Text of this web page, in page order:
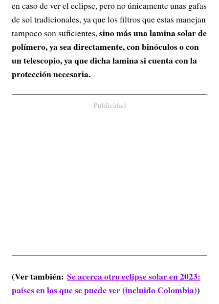
en caso de ver el eclipse, pero no únicamente unas gafas
de sol tradicionales, ya que los filtros que estas manejan
tampoco son suficientes,sino más una lamina solar de
polímero, ya sea directamente, con binóculos o con
un telescopio, ya que dicha lamina si cuenta con la
protección necesaria.
Publicidad
(Ver también: Se acerca otro eclipse solar en 2023:
países en los que se puede ver (incluido Colombia))